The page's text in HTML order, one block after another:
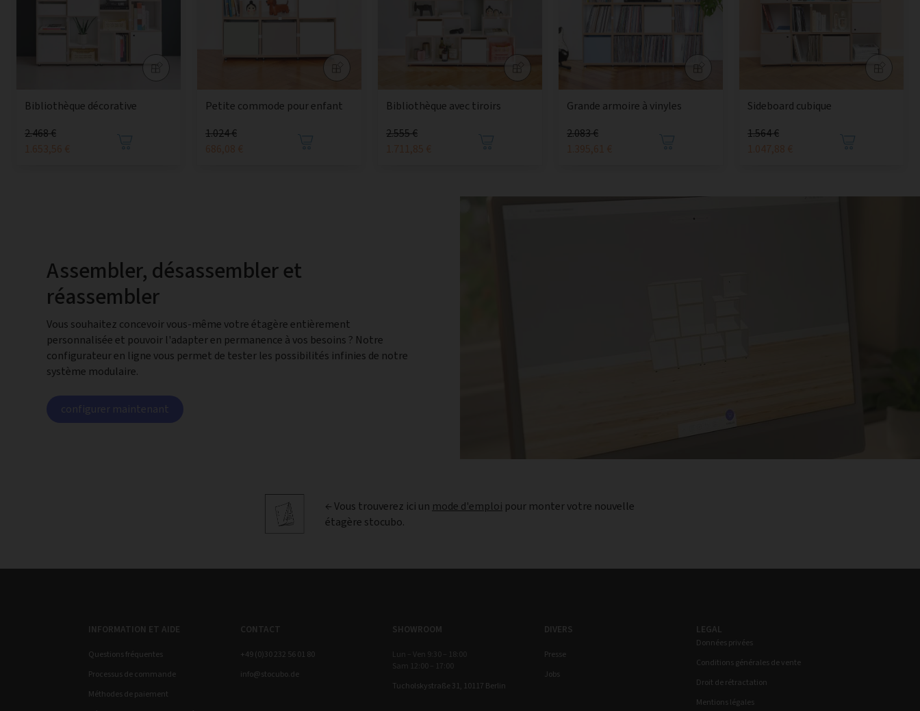
Bibliothèque décorative
2.468 €
1.653,56 €
Petite commode pour enfant
1.024 €
686,08 €
Bibliothèque avec tiroirs
2.555 €
1.711,85 €
Grande armoire à vinyles
2.083 €
1.395,61 €
Sideboard cubique
1.564 €
1.047,88 €
Assembler, désassembler et
réassembler
Vous souhaitez concevoir vous-même votre étagère entièrement
personnalisée et pouvoir l'adapter en permanence à vos besoins ? Notre
configurateur en ligne vous permet de tester les possibilités infinies de notre
système modulaire.
configurer maintenant
← Vous trouverez ici un mode d'emploi pour monter votre nouvelle
étagère stocubo.
INFORMATION ET AIDE
Questions fréquentes
Processus de commande
Méthodes de paiement
CONTACT
+49 (0)30 232 56 01 80
info@stocubo.de
SHOWROOM
Lun – Ven 9:30 – 18:00
Sam 12:00 – 17:00
Tucholskystraße 31, 10117 Berlin
DIVERS
Presse
Jobs
LEGAL
Données privées
Conditions générales de vente
Droit de rétractation
Mentions légales